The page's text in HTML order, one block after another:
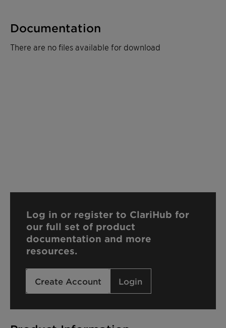
Documentation
There are no files available for download
Log in or register to ClariHub for
our full set of product
documentation and more
resources.
Create Account Login